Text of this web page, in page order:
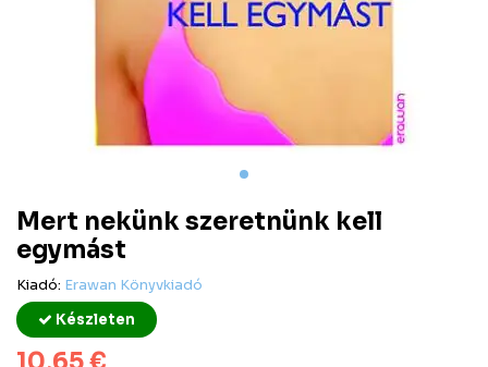
Mert nekünk szeretnünk kell
egymást
Kiadó: Erawan Könyvkiadó
Készleten